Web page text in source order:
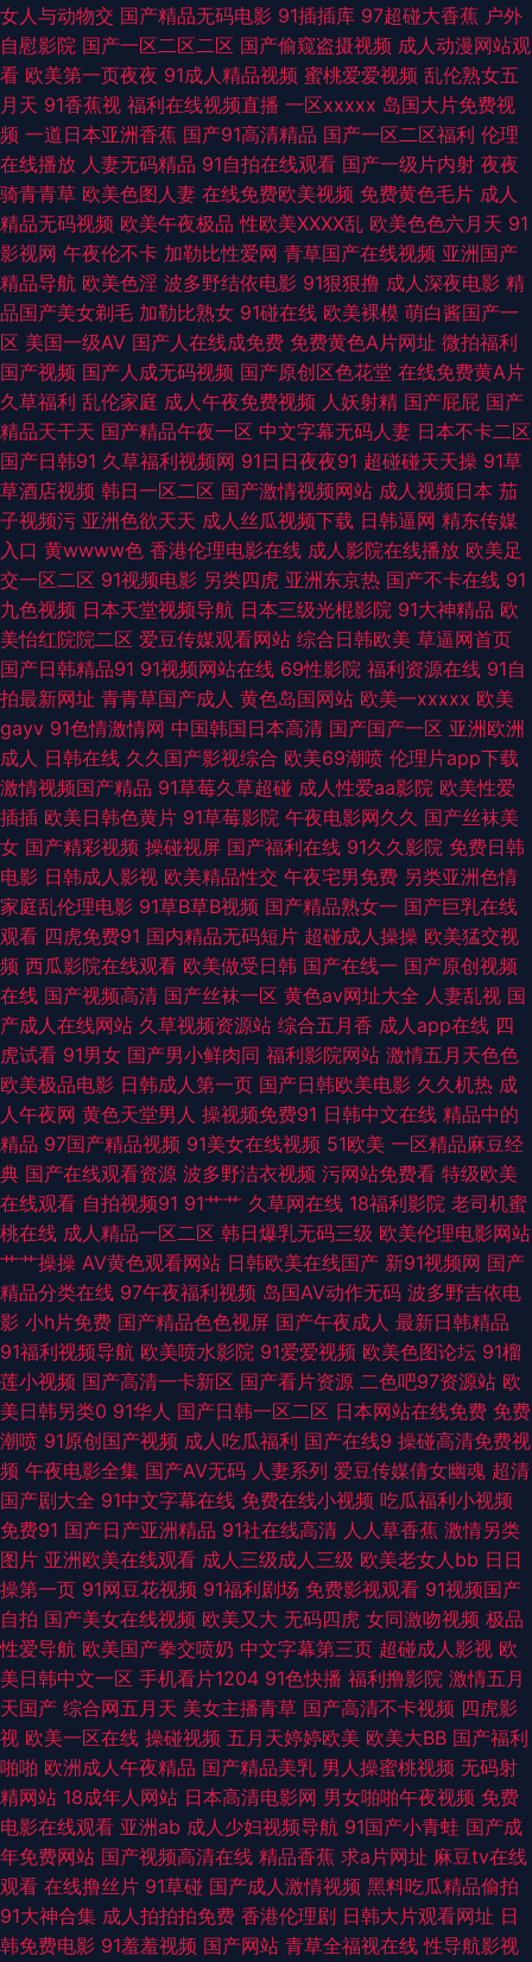
2026 欧美熟女Tv 日韩色网络 五月丁香综合久久 91次元视频 91污导航 超碰
AV夜夜操 东方av超碰 韩国有码专区 激情五月天成年网 两性蜜桃午夜剧场
欧美色图2 欧美女色色com 91日韩国产影院 不卡性爱网 久久不射网站 91大
神片子 超碰99热9 韩国黄色电影在线 九一免费网站 男人肏屄一区二区 欧美
性爱先锋 深夜寂寞影院 午夜天堂福利 91色原网 97人人操操人人 超碰97在
线人妻 导航老司机av网 国精品123 黄色激情久久 久草在线资源 日本69视频
丝袜性交免费网站 影音先锋三级片 91传媒在线视频 99re超碰 超碰色色人人
国产视频一二三四 玖玖大香蕉稳定 美日韩A级大片 日本岛国大片 少妇黑丝
足交 在线观看91视频 91深夜视频 99热视 大香蕉超碰在线 国产成人午夜福利
激情综合网淫淫网 一区二区国产视频 成人sss网站 成人含羞草网站 涩涩爱
com 伊人久久国产 91大神bt 91色情影院 www尤物在线 国产91福利 加勒比
av123 欧美淫乱一二三区 日本黄色 亚洲激情丝袜网 91沙发视频 A香蕉成人
大片 国肏精品 加勒比东京热天堂 欧美A级性交大片 色五月婷婷色播 亚洲黄
色网络 91观看视频 AV资源自拍 超碰人人乐 国产91蜜臀人妻 欧美日韩国产
人人 日韩精品短片 福利视频导航极品 欧日美视频黄色 亚洲三级国产 91超碰
人人爱 天天天艹 久久婷婷超碰人妻 日本成人不卡 午夜日屄 2026看a片 白丝
学姐自慰 国产精成人品AV 玖玖第一页 人人操免费网 18免费观看 99热在线
看75 成人AV影音 国自拍第69 欧美区另类 亚洲国产第四页 丰满岳母一区二
区 人人肏超碰 伪娘黑丝自慰 91超碰资源总站 菠萝AV在线电影 午夜三级A
AV午夜福利导航 在线看91网站 国产3p网 男人天堂a片 无码av网址 影音先锋
丝袜美腿 AV高清在线播放 国产做受麻豆水多 日韩操逼AV 91操操操操操操
avtt五月婷婷 国产色网站 男女91上 99超碰人人草 97在线观看视频 视频在线
第91页 最新AV站 www变态天堂 国产精品无毛自慰 美女很黄 日本美女啪啪
啪 91豆花成人社区 超碰97人妻 激情午夜中国 蜜桃91视频 四虎免费视频 91
熟女丝袜福利 成人免费视频 韩国青草无码观看 日本天堂一区 亚洲午夜激情
都市激情另类欧美 五月花成人在线观 AV大香蕉 国产交配日韩 九一社视频 欧
美亚黄色人a片 五月天色播 91最新视频 福利AV在线导航 老湿机福利区 青草
视频综合在线 午夜福利激情网 91免费热播视频 www日日干 精品久久草 日
韩欧美国产17 91试看 国产精品第39页 蜜桃视频免费版 日韩VA 午夜擼映画
91少女 不卡三区 福利欧美TV 精品久久不卡 男人国产精品自拍 香蕉福利导
航 国产91在线播放 青草青草 午夜激情福利AV 97色站 国产另类ts 久草成人
网站 欧美色图第一页 天天日狠狠干 51黑料第一页 成人影音在线 久草视频网
日韩免费毛片 亚州午夜AV 91舔丝足 国产视频青青操 男人的天堂无码 日韩成
女人与动物交 国产精品无码电影 91插插库 97超碰大香蕉 户外
自慰影院 国产一区二区二区 国产偷窥盗摄视频 成人动漫网站观
看 欧美第一页夜夜 91成人精品视频 蜜桃爱爱视频 乱伦熟女五
月天 91香蕉视 福利在线视频直播 一区xxxxx 岛国大片免费视
频 一道日本亚洲香蕉 国产91高清精品 国产一区二区福利 伦理
在线播放 人妻无码精品 91自拍在线观看 国产一级片内射 夜夜
骑青青草 欧美色图人妻 在线免费欧美视频 免费黄色毛片 成人
精品无码视频 欧美午夜极品 性欧美ⅩⅩⅩⅩ乱 欧美色色六月天 91
影视网 午夜伦不卡 加勒比性爱网 青草国产在线视频 亚洲国产
精品导航 欧美色淫 波多野结依电影 91狠狠撸 成人深夜电影 精
品国产美女剃毛 加勒比熟女 91碰在线 欧美裸模 萌白酱国产一
区 美国一级AV 国产人在线成免费 免费黄色A片网址 微拍福利
国产视频 国产人成无码视频 国产原创区色花堂 在线免费黄A片
久草福利 乱伦家庭 成人午夜免费视频 人妖射精 国产屁屁 国产
精品天干天 国产精品午夜一区 中文字幕无码人妻 日本不卡二区
国产日韩91 久草福利视频网 91日日夜夜91 超碰碰天天操 91草
草酒店视频 韩日一区二区 国产激情视频网站 成人视频日本 茄
子视频污 亚洲色欲天天 成人丝瓜视频下载 日韩逼网 精东传媒
入口 黄wwww色 香港伦理电影在线 成人影院在线播放 欧美足
交一区二区 91视频电影 另类四虎 亚洲东京热 国产不卡在线 91
九色视频 日本天堂视频导航 日本三级光棍影院 91大神精品 欧
美怡红院院二区 爱豆传媒观看网站 综合日韩欧美 草逼网首页
国产日韩精品91 91视频网站在线 69性影院 福利资源在线 91自
拍最新网址 青青草国产成人 黄色岛国网站 欧美一xxxxx 欧美
gayv 91色情激情网 中国韩国日本高清 国产国产一区 亚洲欧洲
成人 日韩在线 久久国产影视综合 欧美69潮喷 伦理片app下载
激情视频国产精品 91草莓久草超碰 成人性爱aa影院 欧美性爱
插插 欧美日韩色黄片 91草莓影院 午夜电影网久久 国产丝袜美
女 国产精彩视频 操碰视屏 国产福利在线 91久久影院 免费日韩
电影 日韩成人影视 欧美精品性交 午夜宅男免费 另类亚洲色情
家庭乱伦理电影 91草B草B视频 国产精品熟女一 国产巨乳在线
观看 四虎免费91 国内精品无码短片 超碰成人操操 欧美猛交视
频 西瓜影院在线观看 欧美做受日韩 国产在线一 国产原创视频
在线 国产视频高清 国产丝袜一区 黄色av网址大全 人妻乱视 国
产成人在线网站 久草视频资源站 综合五月香 成人app在线 四
虎试看 91男女 国产男小鲜肉同 福利影院网站 激情五月天色色
欧美极品电影 日韩成人第一页 国产日韩欧美电影 久久机热 成
人午夜网 黄色天堂男人 操视频免费91 日韩中文在线 精品中的
精品 97国产精品视频 91美女在线视频 51欧美 一区精品麻豆经
典 国产在线观看资源 波多野洁衣视频 污网站免费看 特级欧美
在线观看 自拍视频91 91艹艹 久草网在线 18福利影院 老司机蜜
桃在线 成人精品一区二区 韩日爆乳无码三级 欧美伦理电影网站
艹艹操操 AV黄色观看网站 日韩欧美在线国产 新91视频网 国产
精品分类在线 97午夜福利视频 岛国AV动作无码 波多野吉依电
影 小h片免费 国产精品色色视屏 国产午夜成人 最新日韩精品
91福利视频导航 欧美喷水影院 91爱爱视频 欧美色图论坛 91榴
莲小视频 国产高清一卡新区 国产看片资源 二色吧97资源站 欧
美日韩另类0 91华人 国产日韩一区二区 日本网站在线免费 免费
潮喷 91原创国产视频 成人吃瓜福利 国产在线9 操碰高清免费视
频 午夜电影全集 国产AV无码 人妻系列 爱豆传媒倩女幽魂 超清
国产剧大全 91中文字幕在线 免费在线小视频 吃瓜福利小视频
免费91 国产日产亚洲精品 91社在线高清 人人草香蕉 激情另类
图片 亚洲欧美在线观看 成人三级成人三级 欧美老女人bb 日日
操第一页 91网豆花视频 91福利剧场 免费影视观看 91视频国产
自拍 国产美女在线视频 欧美又大 无码四虎 女同激吻视频 极品
性爱导航 欧美国产拳交喷奶 中文字幕第三页 超碰成人影视 欧
美日韩中文一区 手机看片1204 91色快播 福利撸影院 激情五月
天国产 综合网五月天 美女主播青草 国产高清不卡视频 四虎影
视 欧美一区在线 操碰视频 五月天婷婷欧美 欧美大BB 国产福利
啪啪 欧洲成人午夜精品 国产精品美乳 男人操蜜桃视频 无码射
精网站 18成年人网站 日本高清电影网 男女啪啪午夜视频 免费
电影在线观看 亚洲ab 成人少妇视频导航 91国产小青蛙 国产成
年免费网站 国产视频高清在线 精品香蕉 求a片网址 麻豆tv在线
观看 在线撸丝片 91草碰 国产成人激情视频 黑料吃瓜精品偷拍
91大神合集 成人拍拍拍免费 香港伦理剧 日韩大片观看网址 日
韩免费电影 91羞羞视频 国产网站 青草全福视在线 性导航影视